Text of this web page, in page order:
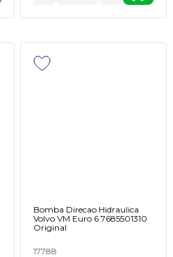
Bomba Direcao Hidraulica
Volvo VM Euro 6 7685501310
Original
17788